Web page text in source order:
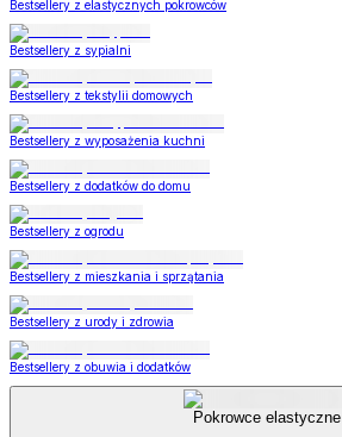
Bestsellery z elastycznych pokrowców
Bestsellery z sypialni
Bestsellery z tekstylii domowych
Bestsellery z wyposażenia kuchni
Bestsellery z dodatków do domu
Bestsellery z ogrodu
Bestsellery z mieszkania i sprzątania
Bestsellery z urody i zdrowia
Bestsellery z obuwia i dodatków
Pokrowce elastyczne